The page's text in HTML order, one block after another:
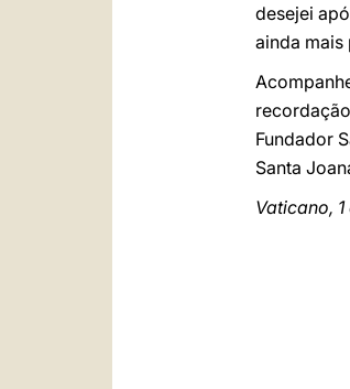
desejei
ainda mais
Fundador
Santa
Vaticano,